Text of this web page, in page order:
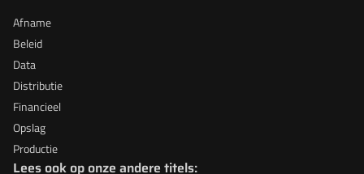
Afname
Beleid
Data
Distributie
Financieel
Opslag
Productie
Lees ook op onze andere titels: